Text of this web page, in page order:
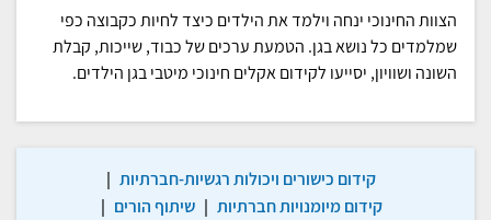
הצוות החינוכי ינחה וילמד את הילדים כיצד לחיות כקבוצה כפי
שמלמדים כל נושא בגן. הטמעת ערכים של כבוד, שייכות, קבלת
השונה ושוויון, יסייעו לקידום אקלים חינוכי מיטבי בגן הילדים.
קידום כישורים ויכולות רגשיות-חברתיות |
קידום מיומנויות חברתיות | שיתוף הורים |